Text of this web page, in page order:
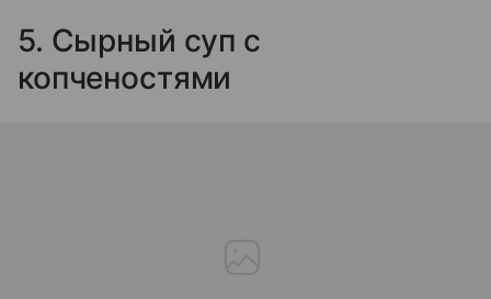
5. Сырный суп с
копченостями